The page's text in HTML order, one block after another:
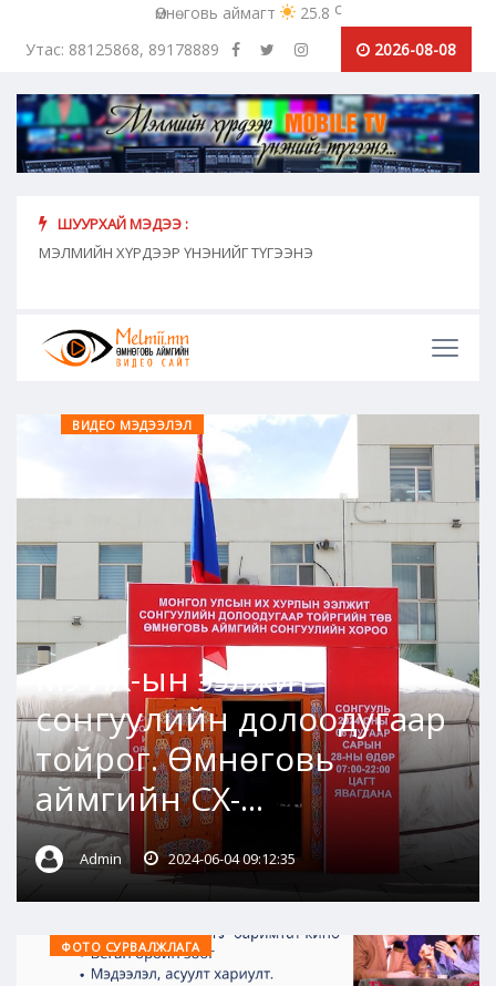
Өмнөговь аймагт 25.8 c
Утас: 88125868, 89178889
2026-08-08
ШУУРХАЙ МЭДЭЭ :
МЭЛМИЙН ХҮРДЭЭР ҮНЭНИЙГ ТҮГЭЭНЭ
ВИДЕО МЭДЭЭЛЭЛ
МУИХ-ын ээлжит
сонгуулийн долоодугаар
тойрог. Өмнөговь
аймгийн СХ-...
Admin 2024-06-04 09:12:35
ФОТО СУРВАЛЖЛАГА